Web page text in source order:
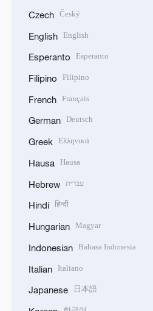
Czech Český
English English
Esperanto Esperanto
Filipino Filipino
French Français
German Deutsch
Greek Ελληνικά
Hausa Hausa
Hebrew עברית
Hindi हिन्दी
Hungarian Magyar
Indonesian Bahasa Indonesia
Italian Italiano
Japanese 日本語